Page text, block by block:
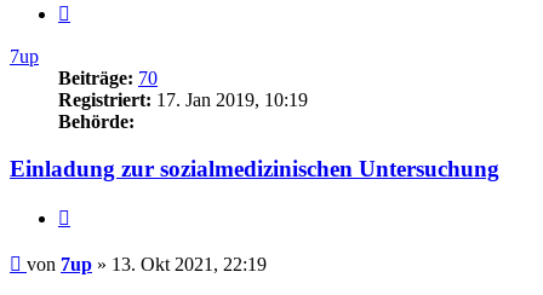
7up
Beiträge: 70
Registriert: 17. Jan 2019, 10:19
Behörde:
Einladung zur sozialmedizinischen Untersuchung
Beitrag
von 7up » 13. Okt 2021, 22:19